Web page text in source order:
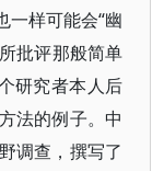
一样可能会“幽
批评那般简单
研究者本人后
法的例子。中
调查，撰写了